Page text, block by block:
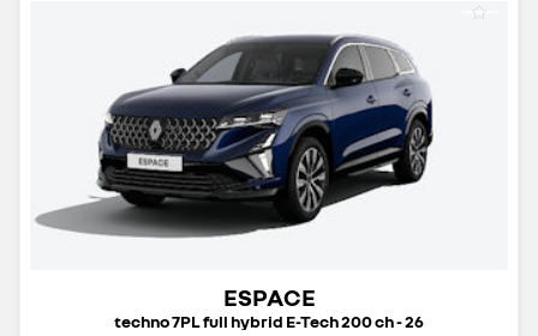
ESPACE
techno 7PL full hybrid E-Tech 200 ch - 26